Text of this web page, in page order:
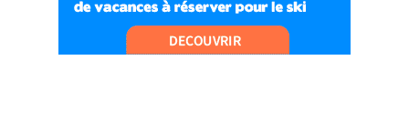
UN SÉJOUR SPORT & NATURE
07:19